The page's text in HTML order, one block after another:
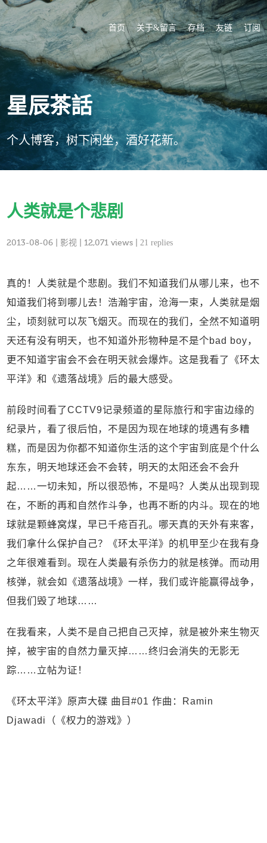
首页 关于&留言 存档 友链 订阅
星辰茶話
个人博客，树下闲坐，酒好花新。
人类就是个悲剧
2013-08-06 影视 | 12,071 views |21 replies
真的！人类就是个悲剧。我们不知道我们从哪儿来，也不
知道我们将到哪儿去！浩瀚宇宙，沧海一束，人类就是烟
尘，顷刻就可以灰飞烟灭。而现在的我们，全然不知道明
天还有没有明天，也不知道外形物种是不是个bad boy，
更不知道宇宙会不会在明天就会爆炸。这是我看了《环太
平洋》和《遗落战境》后的最大感受。
前段时间看了CCTV9记录频道的星际旅行和宇宙边缘的
纪录片，看了很后怕，不是因为现在地球的境遇有多糟
糕，而是因为你都不知道你生活的这个宇宙到底是个什么
东东，明天地球还会不会转，明天的太阳还会不会升
起……一切未知，所以很恐怖，不是吗？人类从出现到现
在，不断的再和自然作斗争，也再不断的内斗。现在的地
球就是颗蜂窝煤，早已千疮百孔。哪天真的天外有来客，
我们拿什么保护自己？《环太平洋》的机甲至少在我有身
之年很难看到。现在人类最有杀伤力的就是核弹。而动用
核弹，就会如《遗落战境》一样，我们或许能赢得战争，
但我们毁了地球……
在我看来，人类不是自己把自己灭掉，就是被外来生物灭
掉，被宇宙的自然力量灭掉……终归会消失的无影无
踪……立帖为证！
《环太平洋》原声大碟 曲目#01 作曲：Ramin
Djawadi（《权力的游戏》）